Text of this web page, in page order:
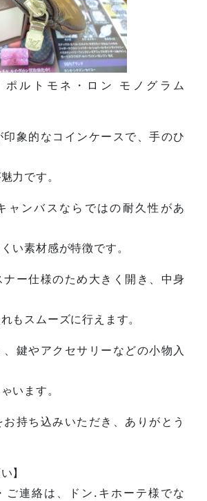
ポルトモネ・ロン モノグラム
印象的なコインケースで、手のひ
力です。
ャンバスならではの耐久性があ
い素材感が特徴です。
ナー仕様のため大きく開き、中身
もスムーズに行えます。
鍵やアクセサリーなどの小物入
います。
持ち込みいただき、ありがとう
】
ご連絡は、ドン.キホーテ様でな